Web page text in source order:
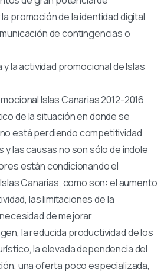
promoción de la identidad digital
de contingencias o
la actividad promocional de Islas
Islas Canarias 2012-2016
de la situación en donde se
está perdiendo competitividad
las causas no son sólo de índole
están condicionando el
Canarias, como son: el aumento
las limitaciones de la
de mejorar
la reducida productividad de los
la elevada dependencia del
una oferta poco especializada,